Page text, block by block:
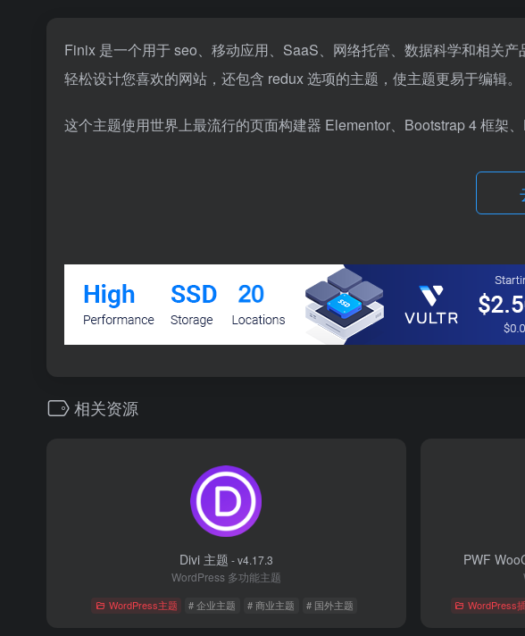
Finix 是一个用于 seo、移动应用、SaaS、网络托管、数据科学和相关
轻松设计您喜欢的网站，还包含 redux 选项的主题，使主题更易于编辑。
这个主题使用世界上最流行的页面构建器 Elementor、Bootstrap 4 框架
相关资源
Divi 主题 - v4.17.3
WordPress 多功能主题
WordPress主题 # 企业主题 # 商业主题 # 国外主题
PWF
WordPress